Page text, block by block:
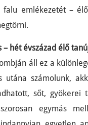
emlékezetét –
– hét évszázad élő
áll ez a
utána számolunk,
sőt, gyökerei
egymás